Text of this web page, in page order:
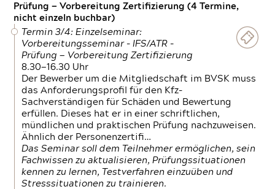
Prüfung — Vorbereitung Zertifizierung (4 Termine,
nicht einzeln buchbar)
Termin 3/4: Einzelseminar:
Vorbereitungsseminar - IFS/ATR -
Prüfung — Vorbereitung Zertifizierung
8.30—16.30 Uhr
Der Bewerber um die Mitgliedschaft im BVSK muss
das Anforderungsprofil für den Kfz-
Sachverständigen für Schäden und Bewertung
erfüllen. Dieses hat er in einer schriftlichen,
mündlichen und praktischen Prüfung nachzuweisen.
Ähnlich der Personenzertifi…
Das Seminar soll dem Teilnehmer ermöglichen, sein
Fachwissen zu aktualisieren, Prüfungssituationen
kennen zu lernen, Testverfahren einzuüben und
Stresssituationen zu trainieren.